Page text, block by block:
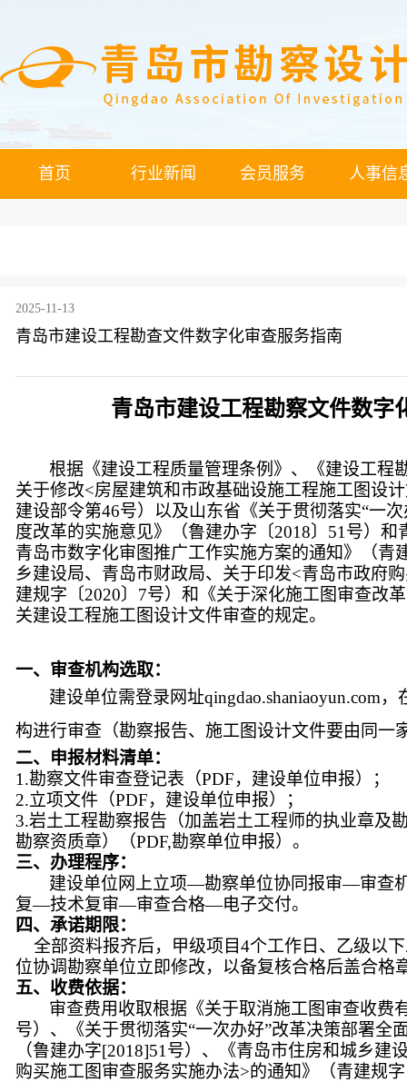
首页 行业新闻 会员服务 人事信
2025-11-13
青岛市建设工程勘查文件数字化审查服务指南
青岛市建设工程勘察文件数字
根据《建设工程质量管理条例》、《建设工程
关于修改<房屋建筑和市政基础设施工程施工图设
建设部令第46号）以及山东省《关于贯彻落实“一
度改革的实施意见》（鲁建办字〔2018〕 51 号）和
青岛市数字化审图推广工作实施方案的通知》（青
乡建设局、青岛市财政局、关于印发<青岛市政府
建规字〔2020〕 7号）和《关于深化施工图审查改
关建设工程施工图设计文件审查的规定。
一、审查机构选取：
建设单位需登录网址qingdao.shaniaoyun.com
构进行审查（勘察报告、施工图设计文件要由同一
二、申报材料清单：
1.勘察文件审查登记表（PDF，建设单位申报）；
2.立项文件（PDF，建设单位申报）；
3.岩土工程勘察报告（加盖岩土工程师的执业章及
勘察资质章）（PDF,勘察单位申报）。
三、办理程序：
建设单位网上立项—勘察单位协同报审—审查
复—技术复审—审查合格—电子交付。
四、承诺期限：
全部资料报齐后，甲级项目4个工作日、乙级以
位协调勘察单位立即修改，以备复核合格后盖合格
五、收费依据：
审查费用收取根据《关于取消施工图审查收费
号）、《关于贯彻落实“一次办好”改革决策部署全
（鲁建办字[2018]51号）、《青岛市住房和城乡
购买施工图审查服务实施办法>的通知》（青建规